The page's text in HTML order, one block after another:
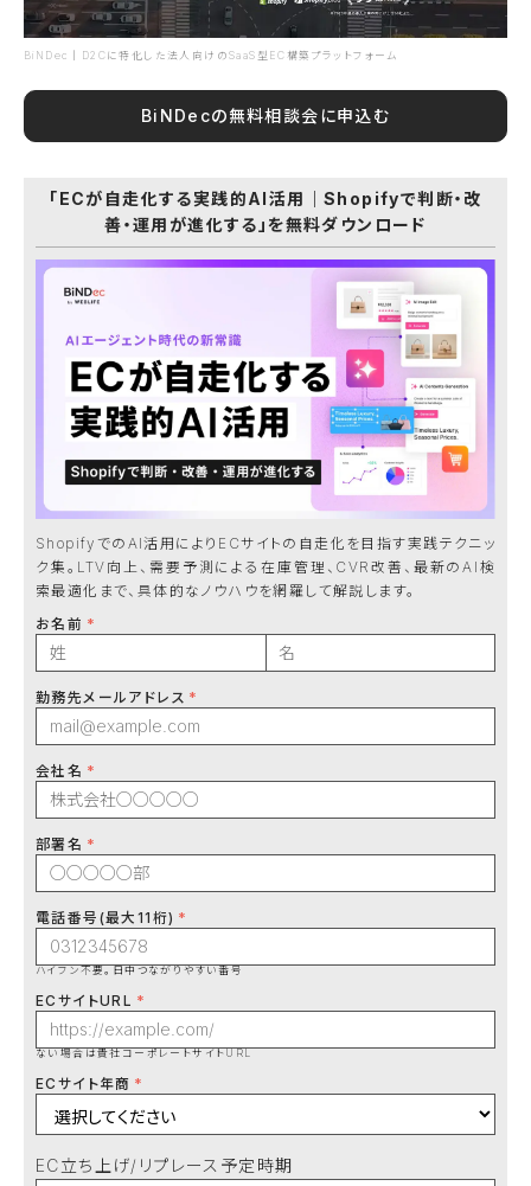
BiNDec｜D2Cに特化した法人向けのSaaS型EC構築プラットフォーム
BiNDecの無料相談会に申込む
「ECが自走化する実践的AI活用｜Shopifyで判断・改
善・運用が進化する」を無料ダウンロード
ShopifyでのAI活用によりECサイトの自走化を目指す実践テクニッ
ク集。LTV向上、需要予測による在庫管理、CVR改善、最新のAI検
索最適化まで、具体的なノウハウを網羅して解説します。
お名前
勤務先メールアドレス
会社名
部署名
電話番号(最大11桁)
ハイフン不要。日中つながりやすい番号
ECサイトURL
ない場合は貴社コーポレートサイトURL
ECサイト年商
EC立ち上げ/リプレース予定時期